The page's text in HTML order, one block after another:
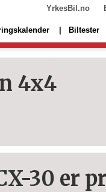
YrkesBil.no
Biltester
4x4
30 er